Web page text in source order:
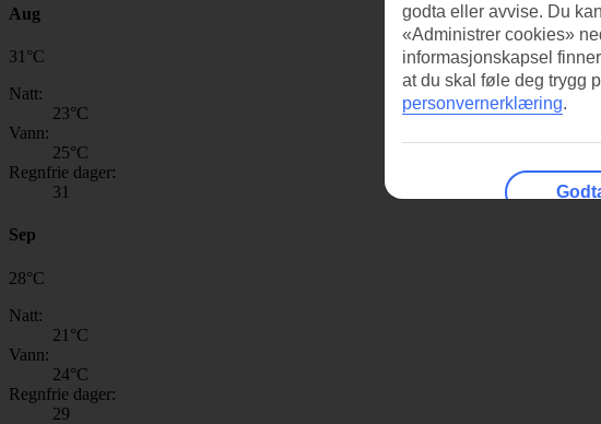
Aug
31 °C
Natt:
23°C
Vann:
25°C
Regnfrie dager:
31
Sep
28°C
Natt:
21 °C
Vann:
24°C
Regnfrie dager:
29
godta eller avvise. Du
«Administrer cookies»
informasjonskapsel
at du skal føle deg trygg
personvernerklæring.